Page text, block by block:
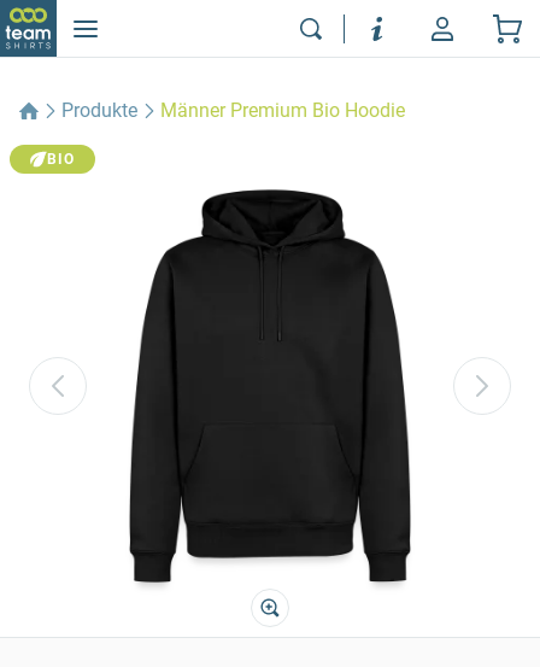
Produkte Männer Premium Bio Hoodie
BIO